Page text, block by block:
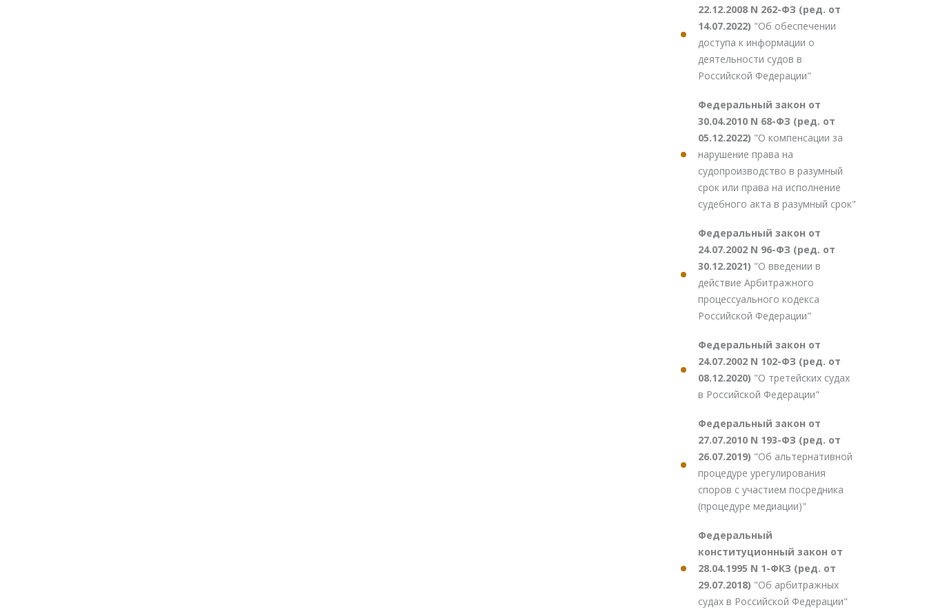
22.12.2008 N 262-ФЗ (ред. от
14.07.2022) "Об обеспечении
доступа к информации о
деятельности судов в
Российской Федерации"
Федеральный закон от
30.04.2010 N 68-ФЗ (ред. от
05.12.2022) "О компенсации за
нарушение права на
судопроизводство в разумный
срок или права на исполнение
судебного акта в разумный срок"
Федеральный закон от
24.07.2002 N 96-ФЗ (ред. от
30.12.2021) "О введении в
действие Арбитражного
процессуального кодекса
Российской Федерации"
Федеральный закон от
24.07.2002 N 102-ФЗ (ред. от
08.12.2020) "О третейских судах
в Российской Федерации"
Федеральный закон от
27.07.2010 N 193-ФЗ (ред. от
26.07.2019) "Об альтернативной
процедуре урегулирования
споров с участием посредника
(процедуре медиации)"
Федеральный
конституционный закон от
28.04.1995 N 1-ФКЗ (ред. от
29.07.2018) "Об арбитражных
судах в Российской Федерации"